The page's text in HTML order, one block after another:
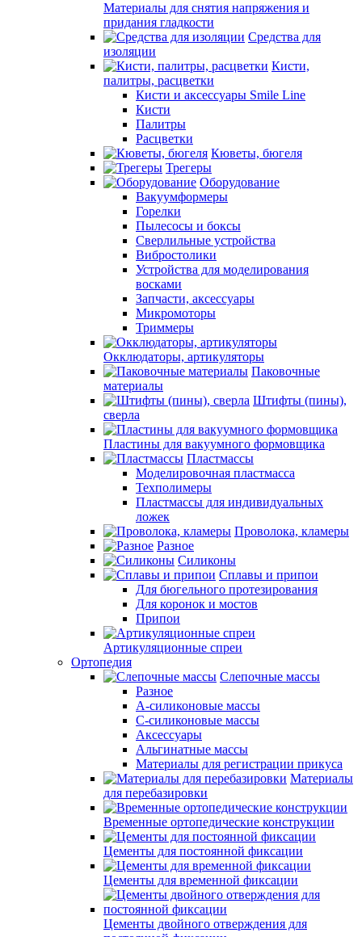
Материалы для снятия напряжения и
придания гладкости
Средства для
изоляции
Кисти,
палитры, расцветки
Кисти и аксессуары Smile Line
Кисти
Палитры
Расцветки
Кюветы, бюгеля
Трегеры
Оборудование
Вакуумформеры
Горелки
Пылесосы и боксы
Сверлильные устройства
Вибростолики
Устройства для моделирования
восками
Запчасти, аксессуары
Микромоторы
Триммеры
Окклюдаторы, артикуляторы
Паковочные
материалы
Штифты (пины),
сверла
Пластины для вакуумного формовщика
Пластмассы
Моделировочная пластмасса
Техполимеры
Пластмассы для индивидуальных
ложек
Проволока, кламеры
Разное
Силиконы
Сплавы и припои
Для бюгельного протезирования
Для коронок и мостов
Припои
Артикуляционные спреи
Ортопедия
Слепочные массы
Разное
А-силиконовые массы
С-силиконовые массы
Аксессуары
Альгинатные массы
Материалы для регистрации прикуса
Материалы
для перебазировки
Временные ортопедические конструкции
Цементы для постоянной фиксации
Цементы для временной фиксации
Цементы двойного отверждения для